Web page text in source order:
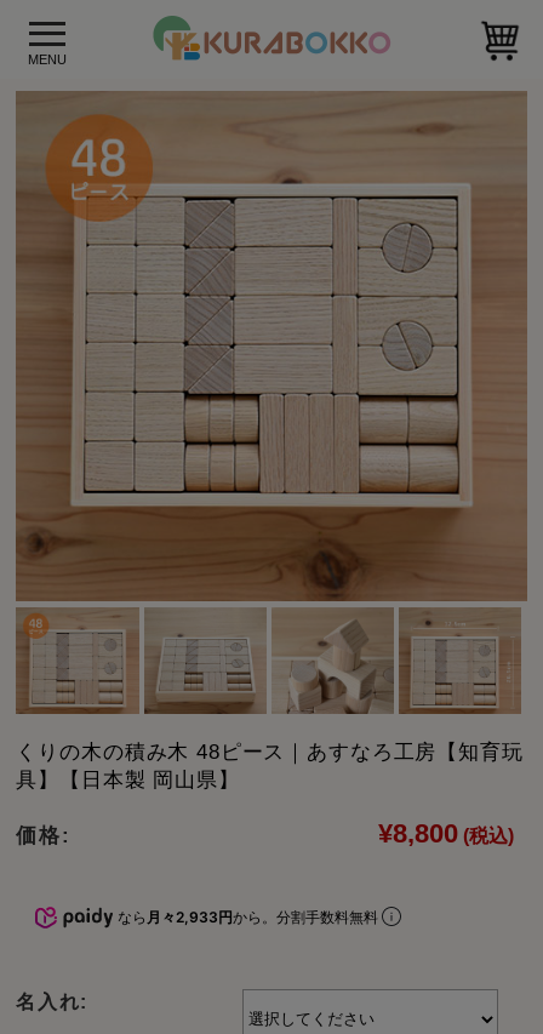
くりの木の積み木 48ピース｜あすなろ工房【知育玩
具】【日本製 岡山県】
価格: ¥8,800 (税込)
なら 月々2,933円から。分割手数料無料
名入れ: